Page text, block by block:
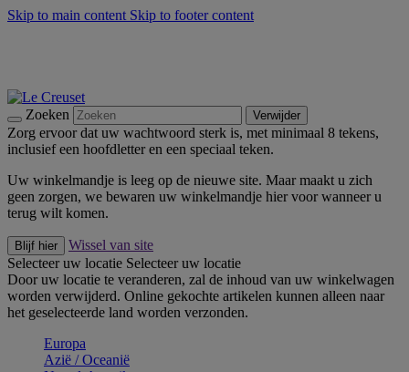
Skip to main content Skip to footer content
Zoeken Verwijder
Zorg ervoor dat uw wachtwoord sterk is, met minimaal 8 tekens,
inclusief een hoofdletter en een speciaal teken.
Uw winkelmandje is leeg op de nieuwe site. Maar maakt u zich
geen zorgen, we bewaren uw winkelmandje hier voor wanneer u
terug wilt komen.
Blijf hier
Wissel van site
Selecteer uw locatie Selecteer uw locatie
Door uw locatie te veranderen, zal de inhoud van uw winkelwagen
worden verwijderd. Online gekochte artikelen kunnen alleen naar
het geselecteerde land worden verzonden.
Europa
Aziё / Oceaniё